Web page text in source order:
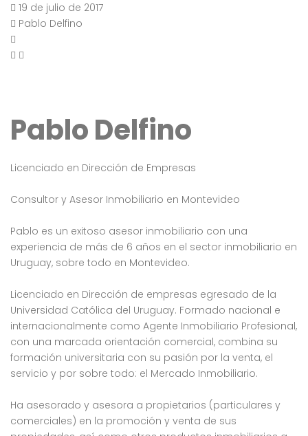
19 de julio de 2017
Pablo Delfino
Pablo Delfino
Licenciado en Dirección de Empresas
Consultor y Asesor Inmobiliario en Montevideo
Pablo es un exitoso asesor inmobiliario con una
experiencia de más de 6 años en el sector inmobiliario en
Uruguay, sobre todo en Montevideo.
Licenciado en Dirección de empresas egresado de la
Universidad Católica del Uruguay. Formado nacional e
internacionalmente como Agente Inmobiliario Profesional,
con una marcada orientación comercial, combina su
formación universitaria con su pasión por la venta, el
servicio y por sobre todo: el Mercado Inmobiliario.
Ha asesorado y asesora a propietarios (particulares y
comerciales) en la promoción y venta de sus